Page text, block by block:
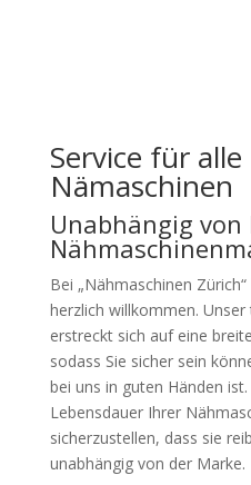
Service für
Nämaschinen
Unabhängig von
Bei „Nähmaschinen
herzlich willkommen.
erstreckt sich auf eine
sodass Sie sicher sein
bei uns in guten Händen
Lebensdauer Ihrer
sicherzustellen, dass sie
unabhängig von der Marke.